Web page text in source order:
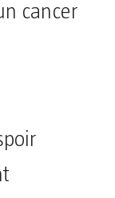
cancer